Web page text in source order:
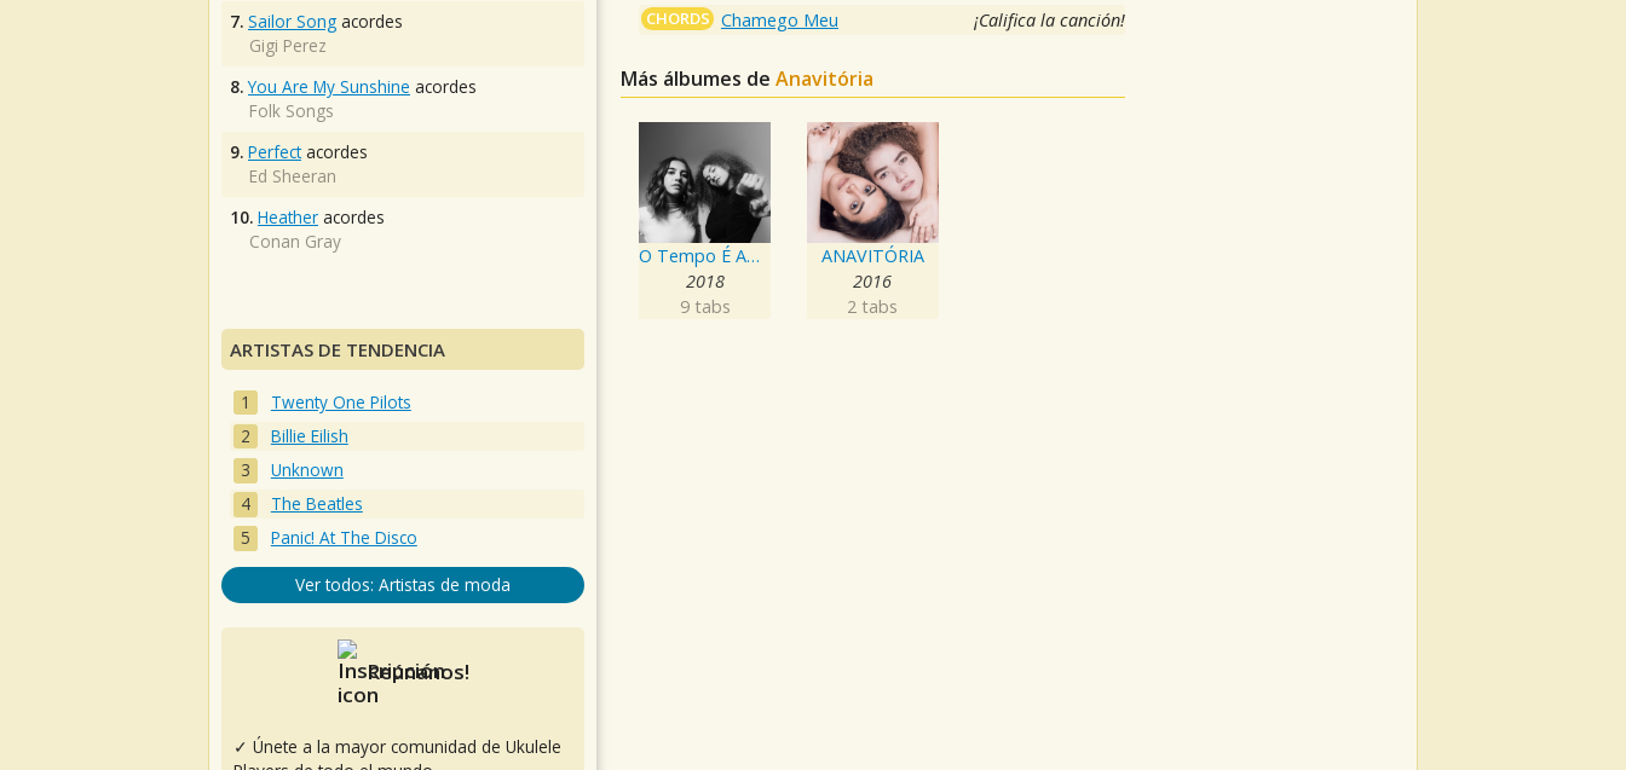
CHORDS Chamego Meu ¡Califica la canción!
Más álbumes deAnavitória
O Tempo É Agora
2018
9 tabs
ANAVITÓRIA
2016
2 tabs
7. Sailor Song acordes
Gigi Perez
8. You Are My Sunshine acordes
Folk Songs
9. Perfectacordes
Ed Sheeran
10. Heather acordes
Conan Gray
ARTISTAS DE TENDENCIA
Twenty One Pilots
Billie Eilish
Unknown
The Beatles
Panic! At The Disco
Ver todos: Artistas de moda
Reúnanos!
✓ Únete a la mayor comunidad de Ukulele